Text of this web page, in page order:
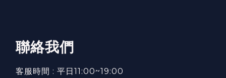
聯絡我們
客服時間 : 平日11:00~19:00